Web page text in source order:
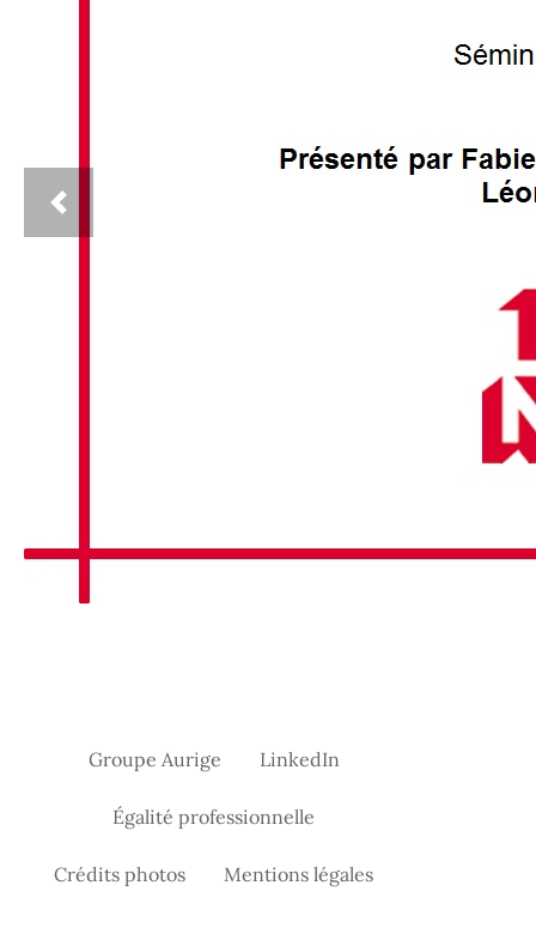
Previous
Groupe Aurige LinkedIn
Égalité professionnelle
Crédits photos Mentions légales